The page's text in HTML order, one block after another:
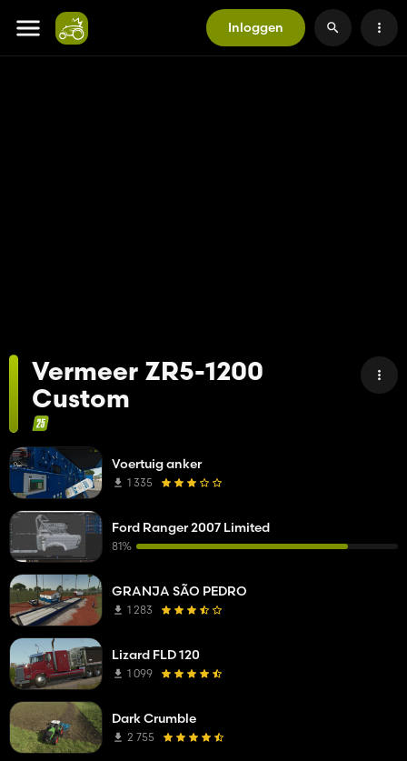
Inloggen
Vermeer ZR5-1200
Custom
Voertuig anker
1 335
Ford Ranger 2007 Limited
81%
GRANJA SÃO PEDRO
1 283
Lizard FLD 120
1 099
Dark Crumble
2 755